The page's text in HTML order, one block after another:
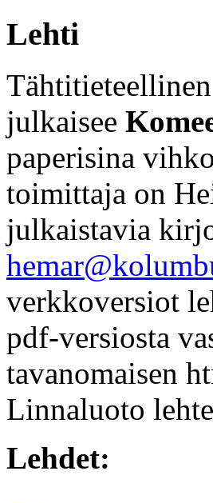
Lehti
julkaisee
paperisina
toimittaja on
julkaistavia
verkkoversiot
pdf-versiosta
tavanomaisen
Linnaluoto
Lehdet: